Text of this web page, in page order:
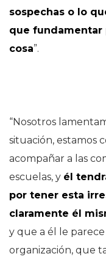
sospechas o lo
que fundamentar
cosa”.
“Nosotros
situación, estamos
acompañar a las
escuelas, y él
por tener esta
claramente él
y que a él le
organización, que